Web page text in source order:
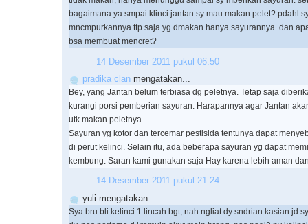
bagaimana ya smpai klinci jantan sy mau makan pelet? pdahl
mncmpurkannya ttp saja yg dmakan hanya sayurannya..dan
bsa membuat mencret?
14 Desember 2011 pukul 06.50
pradika clan mengatakan...
Bey, yang Jantan belum terbiasa dg peletnya. Tetap saja
kurangi porsi pemberian sayuran. Harapannya agar Jantan
utk makan peletnya.
Sayuran yg kotor dan tercemar pestisida tentunya dapat
di perut kelinci. Selain itu, ada beberapa sayuran yg dapat
kembung. Saran kami gunakan saja Hay karena lebih aman
14 Desember 2011 pukul 21.24
yuli mengatakan...
Sya bru bli kelinci 1 lincah bgt, nah ngliat dy sndrian kasian jd